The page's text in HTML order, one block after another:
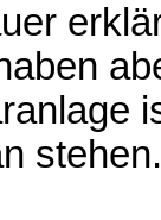
stehen.